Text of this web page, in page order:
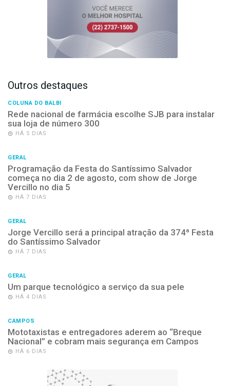
Outros destaques
COLUNA DO BALBI
Rede nacional de farmácia escolhe SJB para instalar
sua loja de número 300
HÁ 5 DIAS
GERAL
Programação da Festa do Santíssimo Salvador
começa no dia 2 de agosto, com show de Jorge
Vercillo no dia 5
HÁ 7 DIAS
GERAL
Jorge Vercillo será a principal atração da 374ª Festa
do Santíssimo Salvador
HÁ 7 DIAS
GERAL
Um parque tecnológico a serviço da sua pele
HÁ 4 DIAS
CAMPOS
Mototaxistas e entregadores aderem ao “Breque
Nacional” e cobram mais segurança em Campos
HÁ 6 DIAS